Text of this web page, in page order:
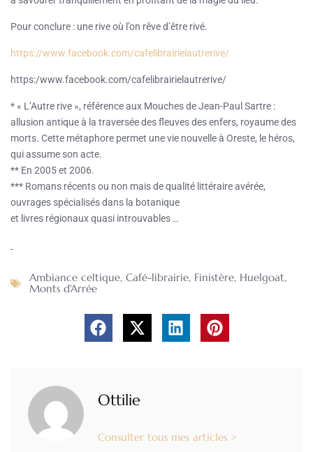
Pour conclure : une rive où l’on rêve d’être rivé.
https://www.facebook.com/cafelibrairielautrerive/
https:/www.facebook.com/cafelibrairielautrerive/
* « L’Autre rive », référence aux Mouches de Jean-Paul Sartre :
allusion antique à la traversée des fleuves des enfers, royaume des
morts. Cette métaphore permet une vie nouvelle à Oreste, le héros,
qui assume son acte.
** En 2005 et 2006.
*** Romans récents ou non mais de qualité littéraire avérée,
ouvrages spécialisés dans la botanique
et livres régionaux quasi introuvables …
Ambiance celtique, Café-librairie, Finistère, Huelgoat,
Monts d'Arrée
Ottilie
Consulter tous mes articles >